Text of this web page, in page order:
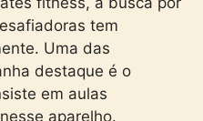
tem
Uma das
destaque é o
em aulas
aparelho.